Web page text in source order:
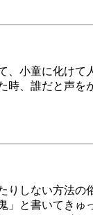
、小童に化けて
時、誰だと声を
りしない方法の
」と書いてきゅ